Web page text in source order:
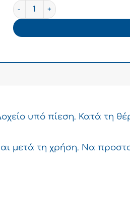
Merito Spray Βοηθητικό
υπό πίεση. Κατά τη
μετά τη χρήση. Να